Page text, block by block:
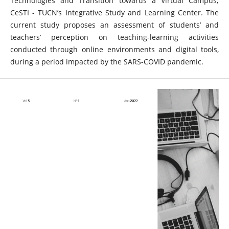
CeSTI - TUCN’s Integrative Study and Learning Center. The
current study proposes an assessment of students’ and
teachers’ perception on teaching-learning activities
conducted through online environments and digital tools,
during a period impacted by the SARS-COVID pandemic.